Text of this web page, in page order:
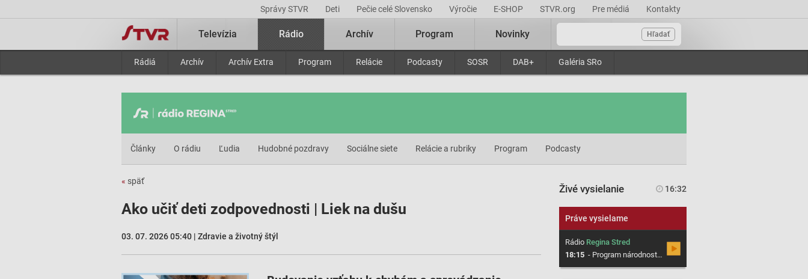
Správy STVR Deti Pečie celé Slovensko Výročie E-SHOP STVR.org Pre médiá Kontakty
Hľadať
Televízia Rádio
Rádiá Archív Archív Extra Program Relácie Podcasty SOSR DAB+ Galéria SRo
Archív Program Novinky
Články O rádiu Ľudia Hudobné pozdravy Sociálne siete Relácie a rubriky Program Podcasty
« späť
Ako učiť deti zodpovednosti | Liek na dušu
03. 07. 2026 05:40 | Zdravie a životný štýl
Živé vysielanie 16:32
Práve vysielame
RádioRegina Stred
18:15 - Program národnostno-etnického vysielania Rádia Patria